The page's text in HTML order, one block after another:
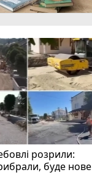
розрили:
буде нове